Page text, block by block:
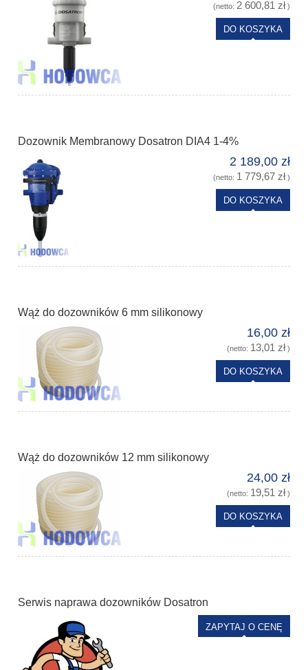
(netto: 2 600,81 zł)
DO KOSZYKA
Dozownik Membranowy Dosatron DIA4 1-4%
2 189,00 zł
(netto: 1 779,67 zł)
DO KOSZYKA
Wąż do dozowników 6 mm silikonowy
16,00 zł
(netto: 13,01 zł)
DO KOSZYKA
Wąż do dozowników 12 mm silikonowy
24,00 zł
(netto: 19,51 zł)
DO KOSZYKA
Serwis naprawa dozowników Dosatron
ZAPYTAJ O CENĘ